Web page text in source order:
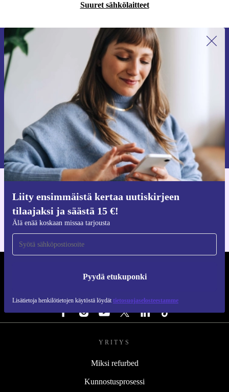
Suuret sähkölaitteet
Liity ensimmäistä kertaa uutiskirjeen
tilaajaksi ja säästä 15 €!
Älä enää koskaan missaa tarjousta
Pyydä etukuponki
Lisätietoja henkilötietojen käytöstä löydät tietosuojaselosteestamme
Liity ensimmäistä kertaa uutiskirjeen
tilaajaksi ja säästä 15 €!
Älä missaa enää yhtäkään tarjousta.
Pyydä etukuponki
Lisätietoja henkilötietojen käytöstä löydättietosuojaselosteestamme.
iOS:lle ja Androidille
YRITYS
Miksi refurbed
Kunnostusprosessi